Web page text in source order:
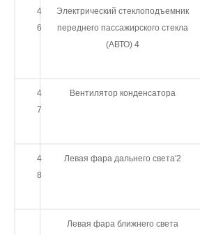
4
6
Электрический стеклоподъемник
переднего пассажирского стекла
(АВТО) 4
4
7
Вентилятор конденсатора
4
8
Левая фара дальнего света'2
Левая фара ближнего света